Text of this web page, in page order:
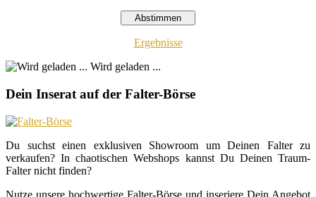
Ergebnisse
Wird geladen ...
Dein Inserat auf der Falter-Börse
Du suchst einen exklusiven Showroom um Deinen Falter zu
verkaufen? In chaotischen Webshops kannst Du Deinen Traum-
Falter nicht finden?
Nutze unsere hochwertige Falter-Börse und inseriere Dein Angebot